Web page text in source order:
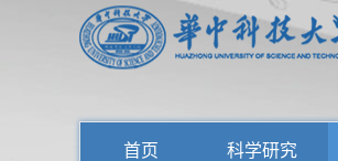
首页 科学研究